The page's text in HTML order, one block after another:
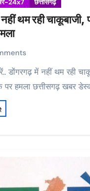
24x7 छत्तीसगढ़
थम रही
पर हमला छत्तीसगढ़ खबर